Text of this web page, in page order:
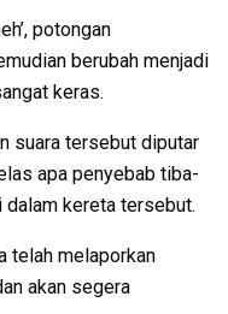
potongan
berubah menjadi
keras.
suara tersebut diputar
apa penyebab tiba-
kereta tersebut.
telah melaporkan
akan segera